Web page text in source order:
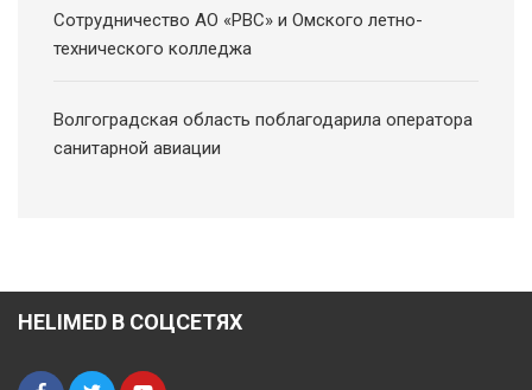
Сотрудничество АО «РВС» и Омского летно-
технического колледжа
Волгоградская область поблагодарила оператора
санитарной авиации
HELIMED В СОЦСЕТЯХ